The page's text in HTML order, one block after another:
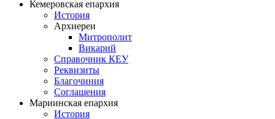
Кемеровская епархия
История
Архиереи
Митрополит
Викарий
Справочник КЕУ
Реквизиты
Благочиния
Соглашения
Мариинская епархия
История